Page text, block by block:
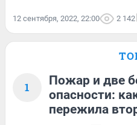
12 сентября, 2022, 22:00 2 142
1
Пожар и две
опасности:
пережила